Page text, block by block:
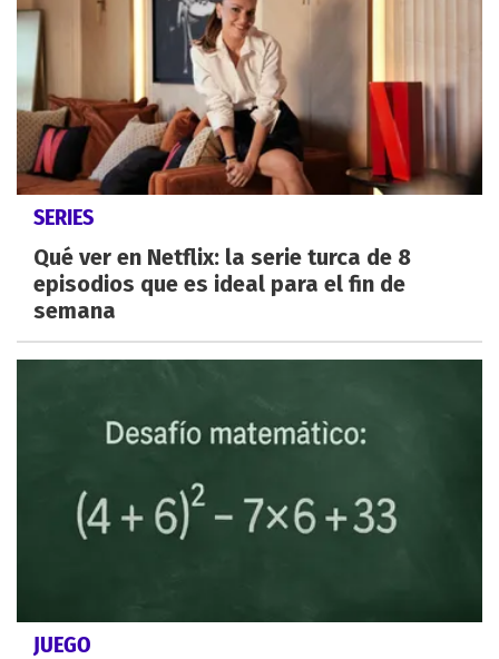
SERIES
Qué ver en Netflix: la serie turca de 8
episodios que es ideal para el fin de
semana
JUEGO